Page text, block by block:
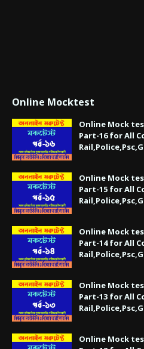
Online Mocktest
Online Mock
Part-16 for All
Online Mock
Part-15 for All
Online Mock
Part-14 for All
Online Mock
Part-13 for All
Online Mock